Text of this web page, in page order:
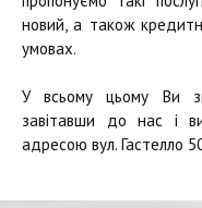
новий, а також
умовах.
У всьому цьому Ви
завітавши до нас і
адресою вул. Гастелло